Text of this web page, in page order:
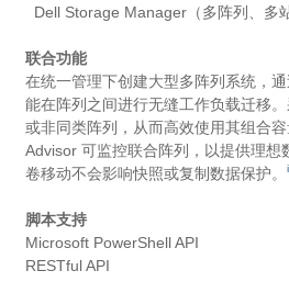
Dell Storage Manager（多阵列、多
联合功能
在统一管理下创建大型多阵列系统，
能在阵列之间进行无缝工作负载迁移
或非同类阵列，从而高效使用其组合
Advisor 可监控联合阵列，以提供理想
卷移动不会影响快照或复制数据保护。i
脚本支持
Microsoft PowerShell API
RESTful API